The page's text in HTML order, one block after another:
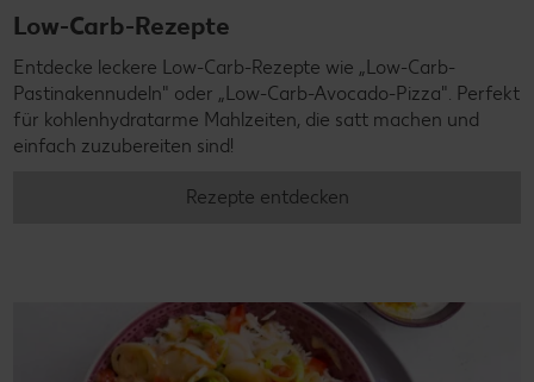
Low-Carb-Rezepte
Entdecke leckere Low-Carb-Rezepte wie „Low-Carb-
Pastinakennudeln" oder „Low-Carb-Avocado-Pizza". Perfekt
für kohlenhydratarme Mahlzeiten, die satt machen und
einfach zuzubereiten sind!
Rezepte entdecken